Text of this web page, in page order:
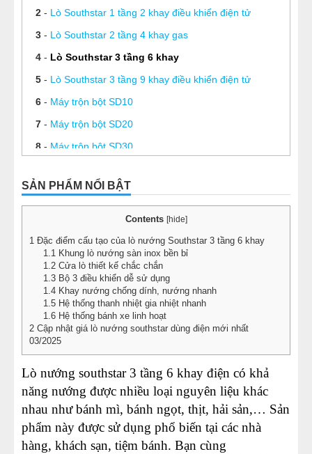
2- Lò Southstar 1 tầng 2 khay điều khiển điện tử
3- Lò Southstar 2 tầng 4 khay gas
4- Lò Southstar 3 tầng 6 khay
5- Lò Southstar 3 tầng 9 khay điều khiển điện tử
6- Máy trộn bột SD10
7- Máy trộn bột SD20
8- Máy trộn bột SD30
10 -Máy trộn bột SD50
Chảo xào nhân 50 Lít
12-
Chảo xào nhân 100 lít
13-Chảo xào nhân 150L
14-Chảo xào nhân 200L
15-Chảo xào nhân công nghiệp 300L
16- Chảo xào nhân 350 Lít
17-Tủ ủ bột 16 khay
18-Máy cán bột 2 chiều chân đứng DS 520B
19-Máy cán bột 2 chiều L 620
20-Máy thái thịt làm nhân bánh trung thu DQ1
21-Máy máy xay thịt làm bánh trung thu
SẢN PHẨM NỔI BẬT
Contents [hide]
1 Đặc điểm cấu tạo của lò nướng Southstar 3 tầng 6 khay
1.1Khung lò nướng sàn inox bền bỉ
1.2Cửa lò thiết kế chắc chắn
1.3Bộ 3 điều khiển dễ sử dụng
1.4Khay nướng chống dính, nướng nhanh
1.5Hệ thống thanh nhiệt gia nhiệt nhanh
1.6Hệ thống bánh xe linh hoạt
2 Cập nhật giá lò nướng southstar dùng điện mới nhất
03/2025
Lò nướng southstar 3 tầng 6 khay điện có khả
năng nướng được nhiều loại nguyên liệu khác
nhau như bánh mì, bánh ngọt, thịt, hải sản,… Sản
phẩm này được sử dụng phổ biến tại các nhà
hàng, khách sạn, tiệm bánh. Bạn cùng